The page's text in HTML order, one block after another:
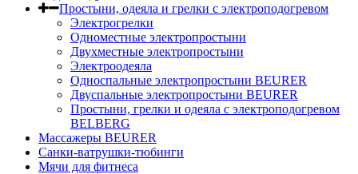
Простыни, одеяла и грелки с электроподогревом
Электрогрелки
Одноместные электропростыни
Двухместные электропростыни
Электроодеяла
Односпальные электропростыни BEURER
Двуспальные электропростыни BEURER
Простыни, грелки и одеяла с электроподогревом
BELBERG
Массажеры BEURER
Санки-ватрушки-тюбинги
Мячи для фитнеса